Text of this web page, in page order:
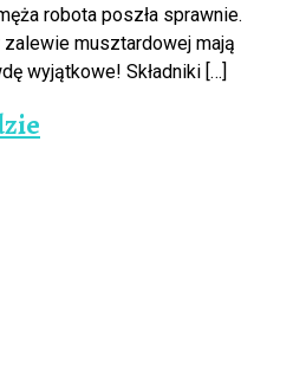
robota poszła sprawnie.
musztardowej mają
wyjątkowe! Składniki […]